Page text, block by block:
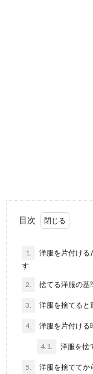
目次
1.
洋服を片付ける
す
2. 捨てる洋服の基
3. 洋服を捨てると
4. 洋服を片付ける
4.1. 洋服を捨
5. 洋服を捨ててか